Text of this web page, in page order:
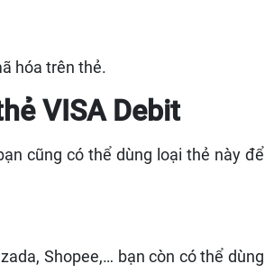
hóa trên thẻ.
VISA Debit
cũng có thể dùng loại thẻ này để
Shopee,… bạn còn có thể dùng